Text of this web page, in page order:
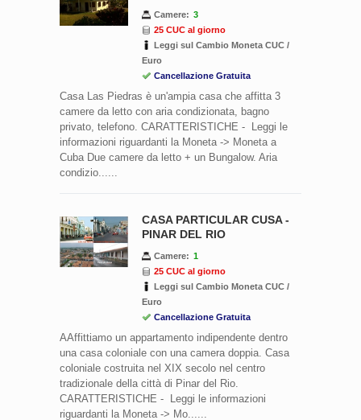
Camere: 3
25 CUC al giorno
Leggi sul Cambio Moneta CUC /
Euro
Cancellazione Gratuita
Casa Las Piedras è un'ampia casa che affitta 3
camere da letto con aria condizionata, bagno
privato, telefono. CARATTERISTICHE - Leggi le
informazioni riguardanti la Moneta -> Moneta a
Cuba Due camere da letto + un Bungalow. Aria
condizio......
CASA PARTICULAR CUSA -
PINAR DEL RIO
Camere: 1
25 CUC al giorno
Leggi sul Cambio Moneta CUC /
Euro
Cancellazione Gratuita
AAffittiamo un appartamento indipendente dentro
una casa coloniale con una camera doppia. Casa
coloniale costruita nel XIX secolo nel centro
tradizionale della città di Pinar del Rio.
CARATTERISTICHE - Leggi le informazioni
riguardanti la Moneta -> Mo......